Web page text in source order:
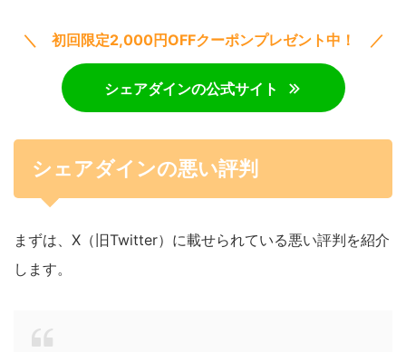
＼ 初回限定2,000円OFFクーポンプレゼント中！ ／
シェアダインの公式サイト
シェアダインの悪い評判
まずは、X（旧Twitter）に載せられている悪い評判を紹介
します。